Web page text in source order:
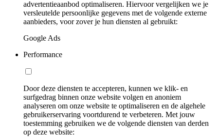
advertentieaanbod optimaliseren. Hiervoor vergelijken we je
versleutelde persoonlijke gegevens met de volgende externe
aanbieders, voor zover je hun diensten al gebruikt:
Google Ads
Performance
Door deze diensten te accepteren, kunnen we klik- en
surfgedrag binnen onze website volgen en anoniem
analyseren om onze website te optimaliseren en de algehele
gebruikerservaring voortdurend te verbeteren. Met jouw
toestemming gebruiken we de volgende diensten van derden
op deze website: